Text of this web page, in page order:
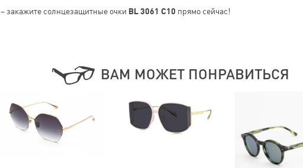
– закажите солнцезащитные очки BL 3061 C10 прямо сейчас!
ВАМ МОЖЕТ ПОНРАВИТЬСЯ